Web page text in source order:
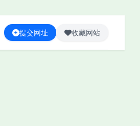
提交网址 收藏网站